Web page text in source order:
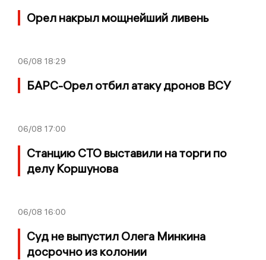
Орел накрыл мощнейший ливень
06/08 18:29
БАРС-Орел отбил атаку дронов ВСУ
06/08 17:00
Станцию СТО выставили на торги по
делу Коршунова
06/08 16:00
Суд не выпустил Олега Минкина
досрочно из колонии